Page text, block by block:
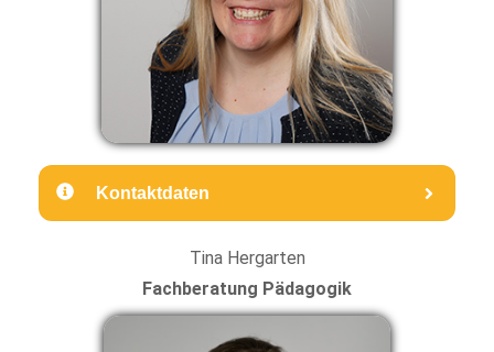
Kontaktdaten
Tina Hergarten
Fachberatung Pädagogik